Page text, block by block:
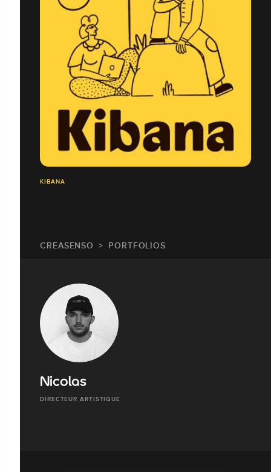
KIBANA
CREASENSO PORTFOLIOS
Nicolas
DIRECTEUR ARTISTIQUE